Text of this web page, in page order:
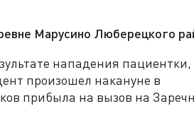
Марусино Люберецкого
нападения пациентки,
произошел накануне в
прибыла на вызов на